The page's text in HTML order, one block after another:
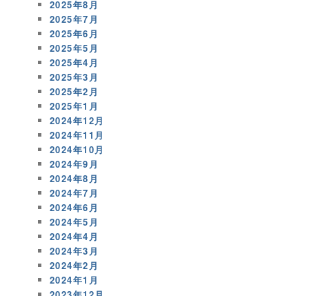
2025年8月
2025年7月
2025年6月
2025年5月
2025年4月
2025年3月
2025年2月
2025年1月
2024年12月
2024年11月
2024年10月
2024年9月
2024年8月
2024年7月
2024年6月
2024年5月
2024年4月
2024年3月
2024年2月
2024年1月